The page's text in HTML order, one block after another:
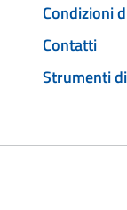
Condizioni
Contatti
Strumenti